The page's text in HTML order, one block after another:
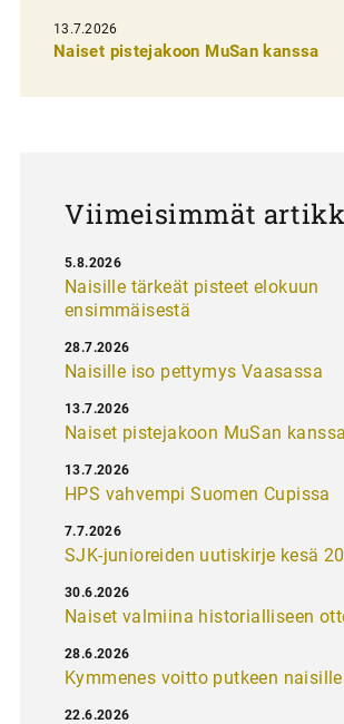
e
13.7.2026
Naiset pistejakoon MuSan kanssa
Viimeisimmät
Naisille tärkeät pisteet elokuun
ensimmäisestä
5.8.2026
Naisille iso pettymys Vaasassa
28.7.2026
Naiset pistejakoon MuSan kanssa
13.7.2026
HPS vahvempi Suomen Cupissa
13.7.2026
SJK-junioreiden uutiskirje kesä
7.7.2026
Naiset valmiina historialliseen
30.6.2026
Kymmenes voitto putkeen naisille
28.6.2026
22.6.2026